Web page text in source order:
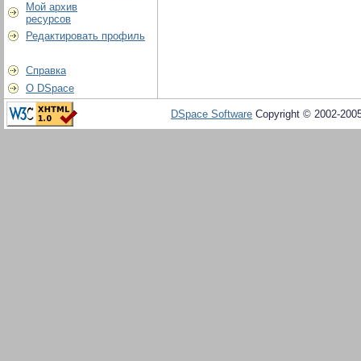
Мой архив
ресурсов
Редактировать профиль
Справка
О DSpace
DSpace Software Copyright © 2002-